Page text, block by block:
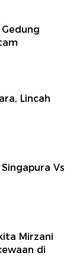
Lincah
Vs
Mirzani
di